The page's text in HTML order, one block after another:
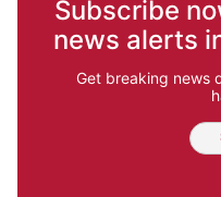
Subscribe
news alerts
Get breaking news